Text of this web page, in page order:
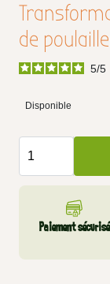
de
5/5
Disponible
Paiement sécurisé